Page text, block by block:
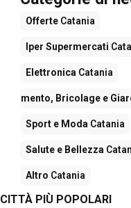
Offerte Catania
Iper Supermercati
Elettronica Catania
Bricolage e
Sport e Moda Catania
Salute e Bellezza
Altro Catania
CITTÀ PIÙ POPOLARI